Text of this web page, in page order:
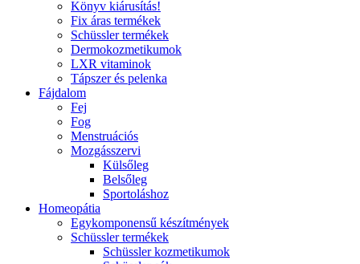
Könyv kiárusítás!
Fix áras termékek
Schüssler termékek
Dermokozmetikumok
LXR vitaminok
Tápszer és pelenka
Fájdalom
Fej
Fog
Menstruációs
Mozgásszervi
Külsőleg
Belsőleg
Sportoláshoz
Homeopátia
Egykomponensű készítmények
Schüssler termékek
Schüssler kozmetikumok